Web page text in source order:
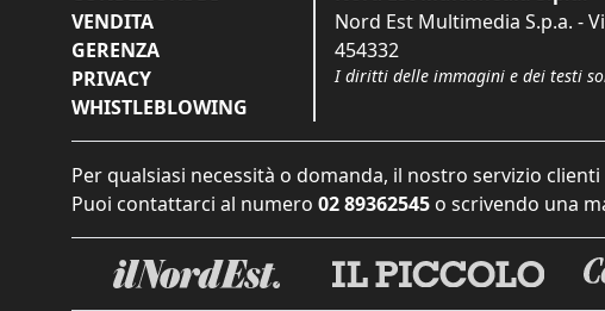
VENDITA
GERENZA
PRIVACY
WHISTLEBLOWING
Nord Est Multimedia S.p.a. -
454332
I diritti delle immagini e dei testi
Per qualsiasi necessità o domanda, il nostro servizio
Puoi contattarci al numero 02 89362545 o scrivendo una